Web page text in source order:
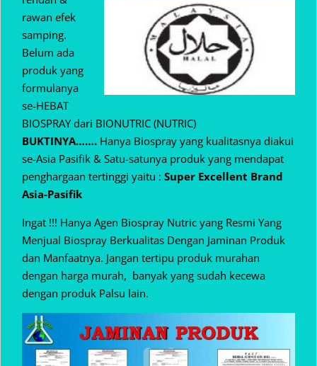
rawan efek
samping.
Belum ada
produk yang
formulanya
se-HEBAT
BIOSPRAY dari BIONUTRIC (NUTRIC)
BUKTINYA……. Hanya Biospray yang kualitasnya diakui
se-Asia Pasifik & Satu-satunya produk yang mendapat
penghargaan tertinggi yaitu : Super Excellent Brand
Asia-Pasifik
Ingat !!! Hanya Agen Biospray Nutric yang Resmi Yang
Menjual Biospray Berkualitas Dengan Jaminan Produk
dan Manfaatnya. Jangan tertipu produk murahan
dengan harga murah, banyak yang sudah kecewa
dengan produk Palsu lain.